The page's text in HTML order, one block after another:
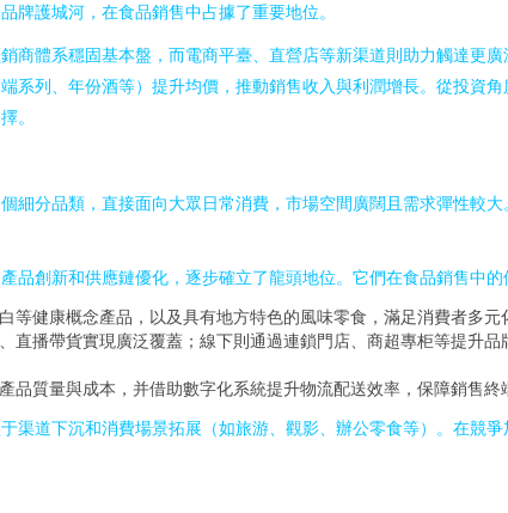
牌護城河，在食品銷售中占據了重要地位。
體系穩固基本盤，而電商平臺、直營店等新渠道則助力觸達更
系列、年份酒等）提升均價，推動銷售收入與利潤增長。從投資
。
分品類，直接面向大眾日常消費，市場空間廣闊且需求彈性較
創新和供應鏈優化，逐步確立了龍頭地位。它們在食品銷售中的
健康概念產品，以及具有地方特色的風味零食，滿足消費者多元
直播帶貨實現廣泛覆蓋；線下則通過連鎖門店、商超專柜等提升
質量與成本，并借助數字化系統提升物流配送效率，保障銷售終
渠道下沉和消費場景拓展（如旅游、觀影、辦公零食等）。在競